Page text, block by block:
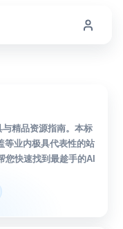
精品资源指南。本标
等业内极具代表性的站
您快速找到最趁手的AI